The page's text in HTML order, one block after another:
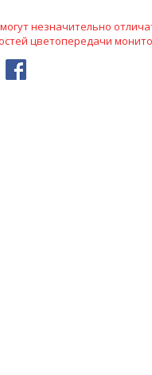
незначительно
цветопередачи